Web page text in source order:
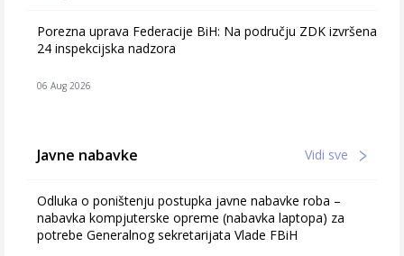
Porezna uprava Federacije BiH: Na području ZDK izvršena
24 inspekcijska nadzora
06 Aug 2026
Javne nabavke Vidi sve
Odluka o poništenju postupka javne nabavke roba –
nabavka kompjuterske opreme (nabavka laptopa) za
potrebe Generalnog sekretarijata Vlade FBiH